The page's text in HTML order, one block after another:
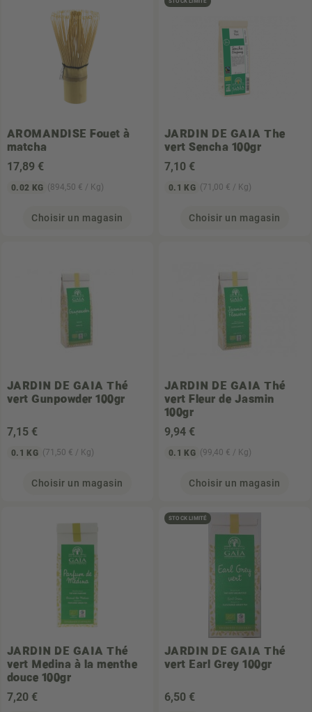
AROMANDISE Fouet à
matcha
17,89 €
0.02 KG (894,50 € / Kg)
Choisir un magasin
JARDIN DE GAIA The
vert Sencha 100gr
7,10 €
0.1 KG (71,00 € / Kg)
Choisir un magasin
JARDIN DE GAIA Thé
vert Gunpowder 100gr
7,15 €
0.1 KG (71,50 € / Kg)
Choisir un magasin
JARDIN DE GAIA Thé
vert Fleur de Jasmin
100gr
9,94 €
0.1 KG (99,40 € / Kg)
Choisir un magasin
JARDIN DE GAIA Thé
vert Medina à la menthe
douce 100gr
7,20 €
STOCK LIMITÉ
JARDIN DE GAIA Thé
vert Earl Grey 100gr
6,50 €